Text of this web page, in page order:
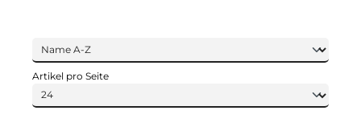
Artikel pro Seite